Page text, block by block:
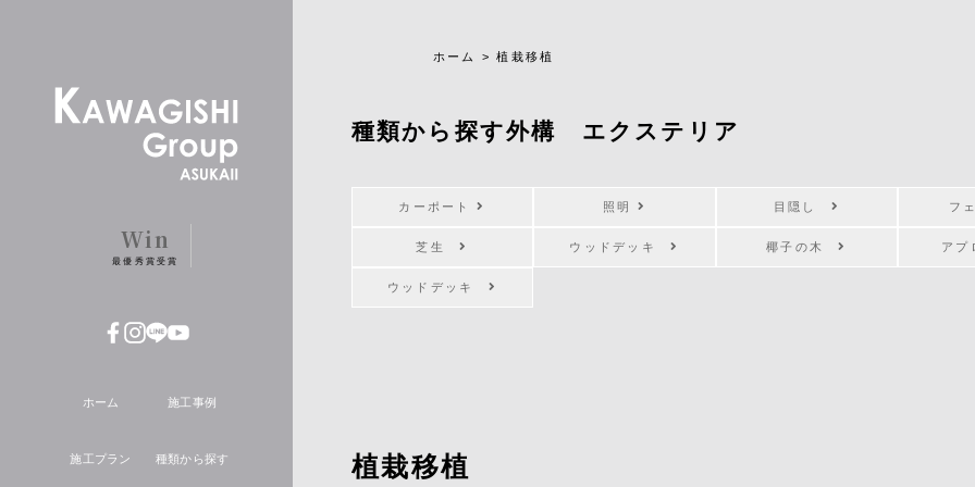
Win
最優秀賞受賞
ホーム 施工事例
施工プラン 種類から探す
ホーム >植栽移植
種類から探す外構 エクステリア
カーポート 照明 目隠し フ
芝生 ウッドデッキ 椰子の木 ア
ウッドデッキ
植栽移植